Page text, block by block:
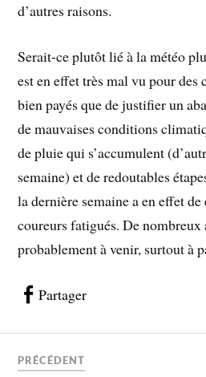
d’autres raisons.
Serait-ce plutôt lié à la météo
est en effet très mal vu pour des
bien payés que de justifier un
de mauvaises conditions
de pluie qui s’accumulent
semaine) et de redoutables
la dernière semaine a en effet
coureurs fatigués. De nombreux
probablement à venir, surtout à
Partager
PRÉCÉDENT